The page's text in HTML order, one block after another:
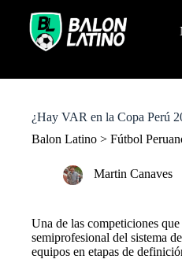
o
¿Hay VAR en la Copa Perú
Balon Latino > Fútbol
Martin Canaves
Una de las competiciones
semiprofesional del sistema
equipos en etapas de